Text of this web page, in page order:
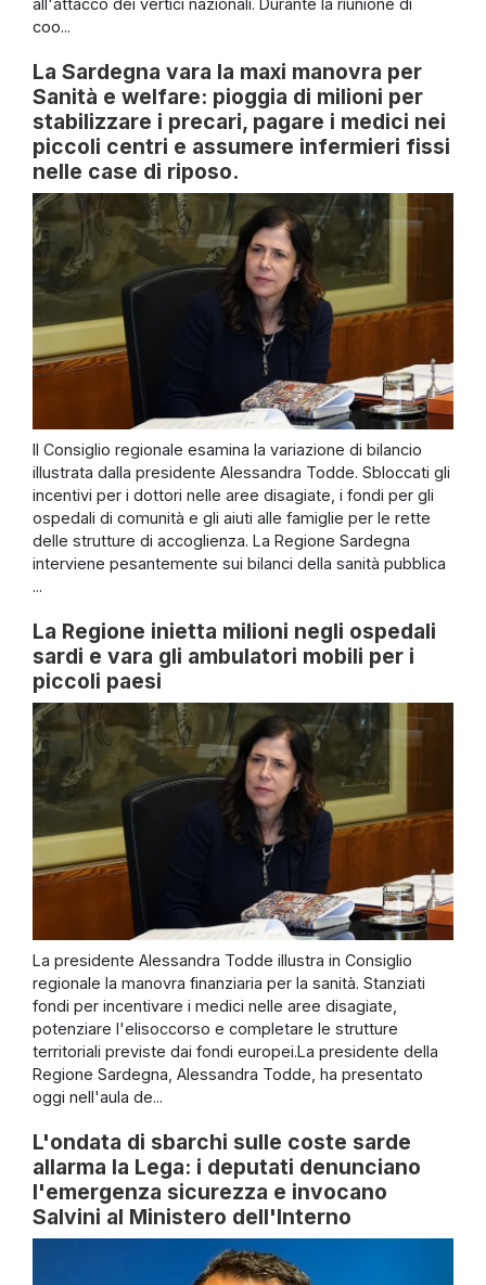
all'attacco dei vertici nazionali. Durante la riunione di
coo...
La Sardegna vara la maxi manovra per
Sanità e welfare: pioggia di milioni per
stabilizzare i precari, pagare i medici nei
piccoli centri e assumere infermieri fissi
nelle case di riposo.
Il Consiglio regionale esamina la variazione di bilancio
illustrata dalla presidente Alessandra Todde. Sbloccati gli
incentivi per i dottori nelle aree disagiate, i fondi per gli
ospedali di comunità e gli aiuti alle famiglie per le rette
delle strutture di accoglienza. La Regione Sardegna
interviene pesantemente sui bilanci della sanità pubblica
...
La Regione inietta milioni negli ospedali
sardi e vara gli ambulatori mobili per i
piccoli paesi
La presidente Alessandra Todde illustra in Consiglio
regionale la manovra finanziaria per la sanità. Stanziati
fondi per incentivare i medici nelle aree disagiate,
potenziare l'elisoccorso e completare le strutture
territoriali previste dai fondi europei.La presidente della
Regione Sardegna, Alessandra Todde, ha presentato
oggi nell'aula de...
L'ondata di sbarchi sulle coste sarde
allarma la Lega: i deputati denunciano
l'emergenza sicurezza e invocano
Salvini al Ministero dell'Interno